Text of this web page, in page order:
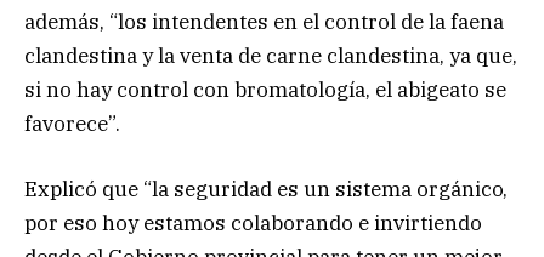
además, “los intendentes en el control de la faena
clandestina y la venta de carne clandestina, ya que,
si no hay control con bromatología, el abigeato se
favorece”.
Explicó que “la seguridad es un sistema orgánico,
por eso hoy estamos colaborando e invirtiendo